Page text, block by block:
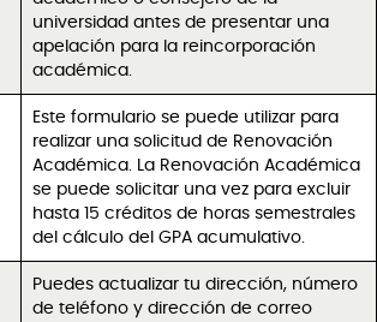
universidad antes de presentar una
apelación para la reincorporación
académica.
Este formulario se puede utilizar para
realizar una solicitud de Renovación
Académica. La Renovación Académica
se puede solicitar una vez para excluir
hasta 15 créditos de horas semestrales
del cálculo del GPA acumulativo.
Puedes actualizar tu dirección, número
de teléfono y dirección de correo